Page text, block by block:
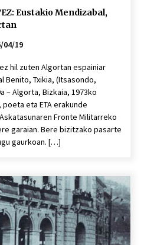
Eustakio Mendizabal,
04/19
hil zuten Algortan espainiar
Benito, Txikia, (Itsasondo,
– Algorta, Bizkaia, 1973ko
eta ETA erakunde
Fronte Militarreko
garaian. Bere bizitzako pasarte
gaurkoan. […]